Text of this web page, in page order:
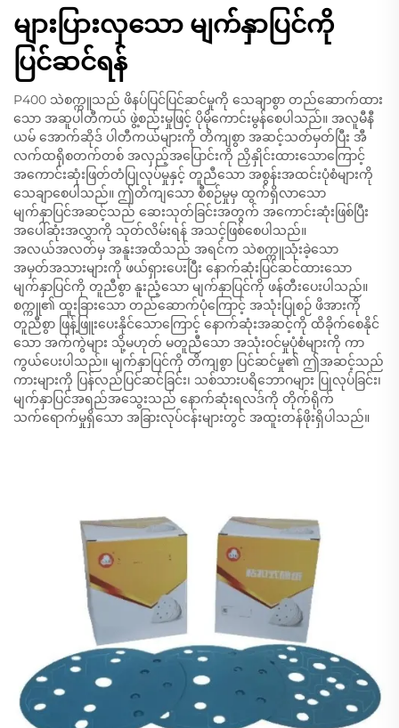
များပြားလှသော မျက်နှာပြင်ကို
ပြင်ဆင်ရန်
P400 သဲစက္ကူသည် ဖိနပ်ပြင်ပြင်ဆင်မှုကို သေချာစွာ တည်ဆောက်ထား
သော အဆူပါတီကယ် ဖွဲ့စည်းမှုဖြင့် ပိုမိုကောင်းမွန်စေပါသည်။ အလူမီနီ
ယမ် အောက်ဆိုဒ် ပါတီကယ်များကို တိကျစွာ အဆင့်သတ်မှတ်ပြီး အီ
လက်ထရိုစတက်တစ် အလှည့်အပြောင်းကို ညှိနှိုင်းထားသောကြောင့်
အကောင်းဆုံးဖြတ်တံပြုလုပ်မှုနှင့် တူညီသော အစွန်းအထင်းပုံစံများကို
သေချာစေပါသည်။ ဤတိကျသော စီစဉ်မှုမှ ထွက်ရှိလာသော
မျက်နှာပြင်အဆင့်သည် ဆေးသုတ်ခြင်းအတွက် အကောင်းဆုံးဖြစ်ပြီး
အပေါ်ဆုံးအလွှာကို သုတ်လိမ်းရန် အသင့်ဖြစ်စေပါသည်။
အလယ်အလတ်မှ အနူးအထိသည် အရင်က သဲစက္ကူသုံးခဲ့သော
အမှတ်အသားများကို ဖယ်ရှားပေးပြီး နောက်ဆုံးပြင်ဆင်ထားသော
မျက်နှာပြင်ကို တူညီစွာ နူးညံ့သော မျက်နှာပြင်ကို ဖန်တီးပေးပါသည်။
စက္ကူ၏ ထူးခြားသော တည်ဆောက်ပုံကြောင့် အသုံးပြုစဉ် ဖိအားကို
တူညီစွာ ဖြန့်ဖြူးပေးနိုင်သောကြောင့် နောက်ဆုံးအဆင့်ကို ထိခိုက်စေနိုင်
သော အက်ကွဲများ သို့မဟုတ် မတူညီသော အသုံးဝင်မှုပုံစံများကို ကာ
ကွယ်ပေးပါသည်။ မျက်နှာပြင်ကို တိကျစွာ ပြင်ဆင်မှု၏ ဤအဆင့်သည်
ကားများကို ပြန်လည်ပြင်ဆင်ခြင်း၊ သစ်သားပရိဘောဂများ ပြုလုပ်ခြင်း၊
မျက်နှာပြင်အရည်အသွေးသည် နောက်ဆုံးရလဒ်ကို တိုက်ရိုက်
သက်ရောက်မှုရှိသော အခြားလုပ်ငန်းများတွင် အထူးတန်ဖိုးရှိပါသည်။